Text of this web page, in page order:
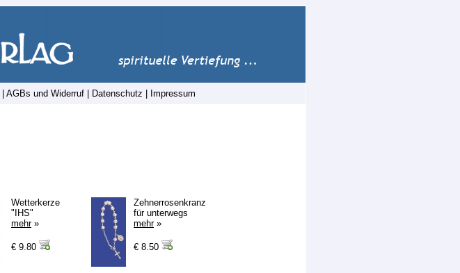
AGBs und Widerruf Datenschutz Impressum
Wetterkerze
"IHS"
mehr»
€ 9.80
Zehnerrosenkranz
für unterwegs
mehr»
€ 8.50